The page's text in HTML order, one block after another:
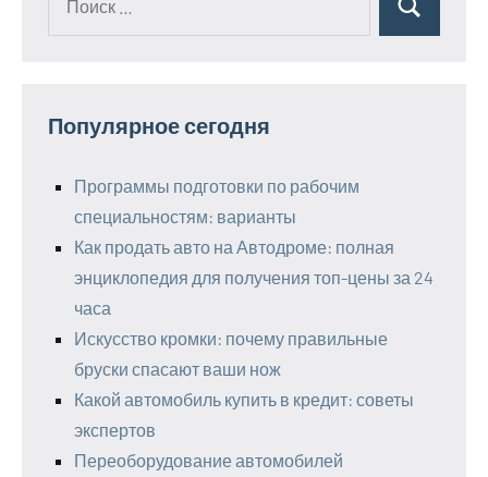
Поиск
Популярное сегодня
Программы подготовки по рабочим
специальностям: варианты
Как продать авто на Автодроме: полная
энциклопедия для получения топ-цены за 24
часа
Искусство кромки: почему правильные
бруски спасают ваши нож
Какой автомобиль купить в кредит: советы
экспертов
Переоборудование автомобилей